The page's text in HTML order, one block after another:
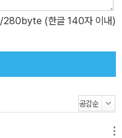
/280byte (한글 140자 이내)